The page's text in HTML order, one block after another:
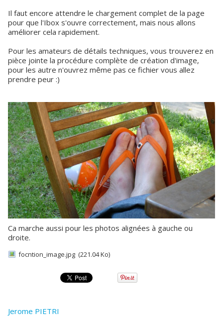
Il faut encore attendre le chargement complet de la page
pour que l'Ibox s'ouvre correctement, mais nous allons
améliorer cela rapidement.
Pour les amateurs de détails techniques, vous trouverez en
pièce jointe la procédure complète de création d'image,
pour les autre n'ouvrez même pas ce fichier vous allez
prendre peur :)
Ca marche aussi pour les photos alignées à gauche ou
droite.
focntion_image.jpg (221.04 Ko)
Jerome PIETRI